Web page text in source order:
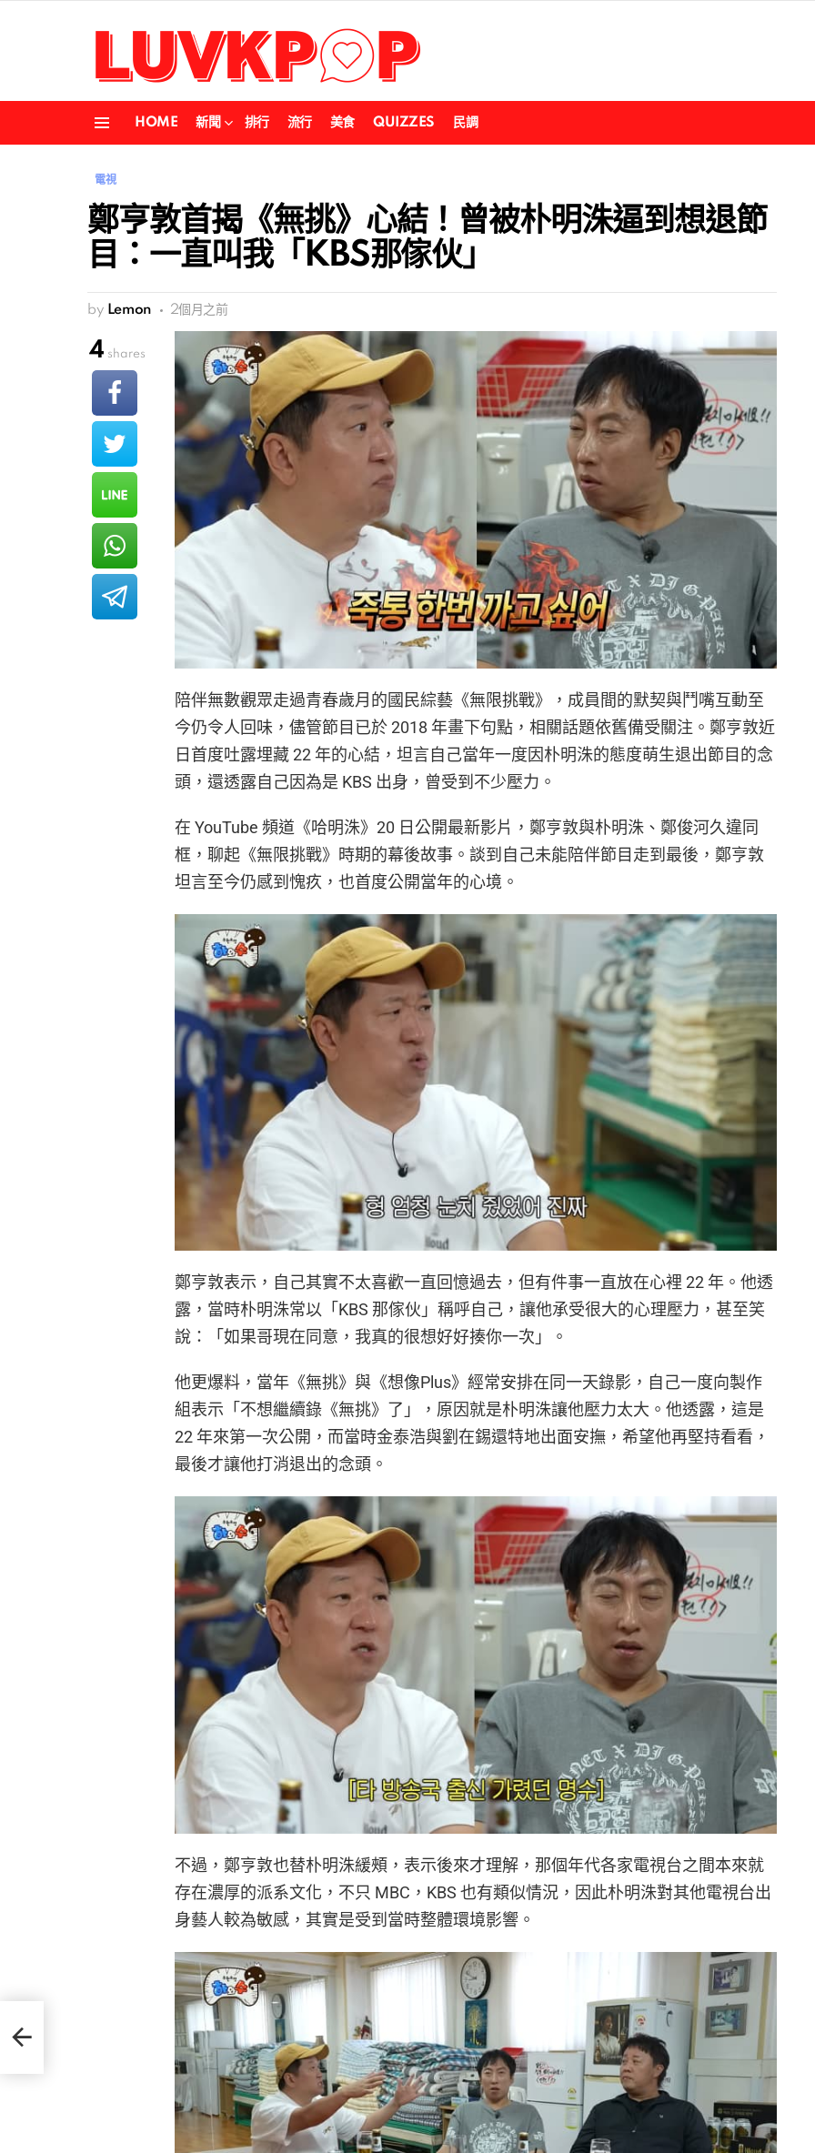
HOME 新聞 排行 流行 美食 QUIZZES 民調
電視
鄭亨敦首揭《無挑》心結！曾被朴明洙逼到想退節
目：一直叫我「KBS那傢伙」
by Lemon 2個月之前
陪伴無數觀眾走過青春歲月的國民綜藝《無限挑戰》，成員間的默契與鬥嘴互動至
今仍令人回味，儘管節目已於 2018 年畫下句點，相關話題依舊備受關注。鄭亨敦近
日首度吐露埋藏 22 年的心結，坦言自己當年一度因朴明洙的態度萌生退出節目的念
頭，還透露自己因為是 KBS 出身，曾受到不少壓力。
在 YouTube 頻道《哈明洙》20 日公開最新影片，鄭亨敦與朴明洙、鄭俊河久違同
框，聊起《無限挑戰》時期的幕後故事。談到自己未能陪伴節目走到最後，鄭亨敦
坦言至今仍感到愧疚，也首度公開當年的心境。
鄭亨敦表示，自己其實不太喜歡一直回憶過去，但有件事一直放在心裡 22 年。他透
露，當時朴明洙常以「KBS 那傢伙」稱呼自己，讓他承受很大的心理壓力，甚至笑
說：「如果哥現在同意，我真的很想好好揍你一次」。
他更爆料，當年《無挑》與《想像Plus》經常安排在同一天錄影，自己一度向製作
組表示「不想繼續錄《無挑》了」，原因就是朴明洙讓他壓力太大。他透露，這是
22 年來第一次公開，而當時金泰浩與劉在錫還特地出面安撫，希望他再堅持看看，
最後才讓他打消退出的念頭。
不過，鄭亨敦也替朴明洙緩頰，表示後來才理解，那個年代各家電視台之間本來就
存在濃厚的派系文化，不只 MBC，KBS 也有類似情況，因此朴明洙對其他電視台出
身藝人較為敏感，其實是受到當時整體環境影響。
4 shares